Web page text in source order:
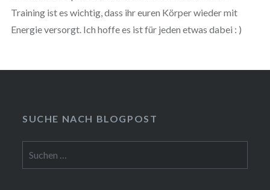
Training ist es wichtig, dass ihr euren Körper wieder mit
Energie versorgt. Ich hoffe es ist für jeden etwas dabei : )
SUCHE NACH BLOGPOST
nach: